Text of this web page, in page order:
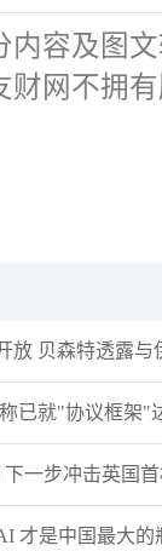
内容及图
财网不拥
放 贝森特透露与
已就"协议框架"
一步冲击英国
才是中国最大的
许
擎
许
勿